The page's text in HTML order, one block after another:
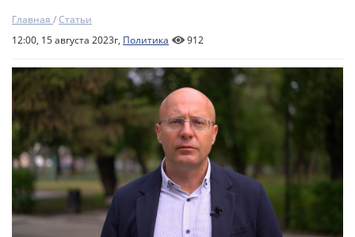
Главная /Статьи
12:00, 15 августа 2023г, Политика 912